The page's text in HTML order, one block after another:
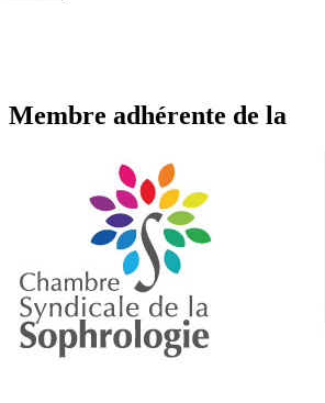
Membre adhérente de la